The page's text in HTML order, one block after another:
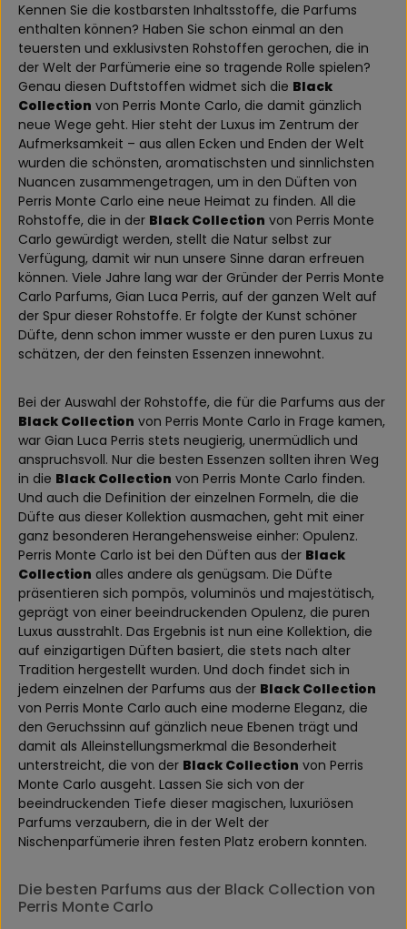
Kennen Sie die kostbarsten Inhaltsstoffe, die Parfums
enthalten können? Haben Sie schon einmal an den
teuersten und exklusivsten Rohstoffen gerochen, die in
der Welt der Parfümerie eine so tragende Rolle spielen?
Genau diesen Duftstoffen widmet sich die Black
Collection von Perris Monte Carlo, die damit gänzlich
neue Wege geht. Hier steht der Luxus im Zentrum der
Aufmerksamkeit – aus allen Ecken und Enden der Welt
wurden die schönsten, aromatischsten und sinnlichsten
Nuancen zusammengetragen, um in den Düften von
Perris Monte Carlo eine neue Heimat zu finden. All die
Rohstoffe, die in der Black Collection von Perris Monte
Carlo gewürdigt werden, stellt die Natur selbst zur
Verfügung, damit wir nun unsere Sinne daran erfreuen
können. Viele Jahre lang war der Gründer der Perris Monte
Carlo Parfums, Gian Luca Perris, auf der ganzen Welt auf
der Spur dieser Rohstoffe. Er folgte der Kunst schöner
Düfte, denn schon immer wusste er den puren Luxus zu
schätzen, der den feinsten Essenzen innewohnt.
Bei der Auswahl der Rohstoffe, die für die Parfums aus der
Black Collection von Perris Monte Carlo in Frage kamen,
war Gian Luca Perris stets neugierig, unermüdlich und
anspruchsvoll. Nur die besten Essenzen sollten ihren Weg
in die Black Collection von Perris Monte Carlo finden.
Und auch die Definition der einzelnen Formeln, die die
Düfte aus dieser Kollektion ausmachen, geht mit einer
ganz besonderen Herangehensweise einher: Opulenz.
Perris Monte Carlo ist bei den Düften aus der Black
Collection alles andere als genügsam. Die Düfte
präsentieren sich pompös, voluminös und majestätisch,
geprägt von einer beeindruckenden Opulenz, die puren
Luxus ausstrahlt. Das Ergebnis ist nun eine Kollektion, die
auf einzigartigen Düften basiert, die stets nach alter
Tradition hergestellt wurden. Und doch findet sich in
jedem einzelnen der Parfums aus der Black Collection
von Perris Monte Carlo auch eine moderne Eleganz, die
den Geruchssinn auf gänzlich neue Ebenen trägt und
damit als Alleinstellungsmerkmal die Besonderheit
unterstreicht, die von der Black Collection von Perris
Monte Carlo ausgeht. Lassen Sie sich von der
beeindruckenden Tiefe dieser magischen, luxuriösen
Parfums verzaubern, die in der Welt der
Nischenparfümerie ihren festen Platz erobern konnten.
Die besten Parfums aus der Black Collection von
Perris Monte Carlo